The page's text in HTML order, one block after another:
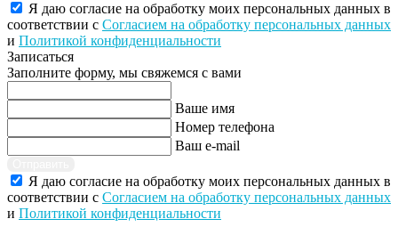
Я даю согласие на обработку моих персональных данных в
соответствии с Согласием на обработку персональных данных
и Политикой конфиденциальности
Записаться
Заполните форму, мы свяжемся с вами
Ваше имя
Номер телефона
Ваш e-mail
Я даю согласие на обработку моих персональных данных в
соответствии с Согласием на обработку персональных данных
и Политикой конфиденциальности